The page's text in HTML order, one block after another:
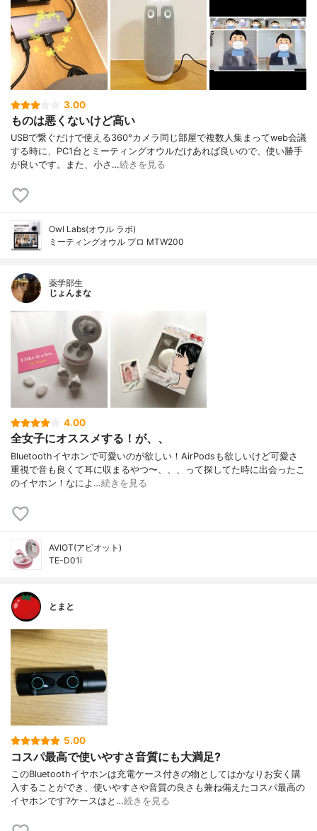
3.00
ものは悪くないけど高い
USBで繋ぐだけで使える360°カメラ同じ部屋で複数人集まってweb会議
する時に、PC1台とミーティングオウルだけあれば良いので、使い勝手
が良いです。また、小さ…続きを見る
Owl Labs(オウル ラボ)
ミーティングオウル プロ MTW200
薬学部生
じょんまな
4.00
全女子にオススメする！が、、
Bluetoothイヤホンで可愛いのが欲しい！AirPodsも欲しいけど可愛さ
重視で音も良くて耳に収まるやつ〜、、、って探してた時に出会ったこ
のイヤホン！なによ…続きを見る
AVIOT(アビオット)
TE-D01i
とまと
5.00
コスパ最高で使いやすさ音質にも大満足?
このBluetoothイヤホンは充電ケース付きの物としてはかなりお安く購
入することができ、使いやすさや音質の良さも兼ね備えたコスパ最高の
イヤホンです?ケースはと…続きを見る